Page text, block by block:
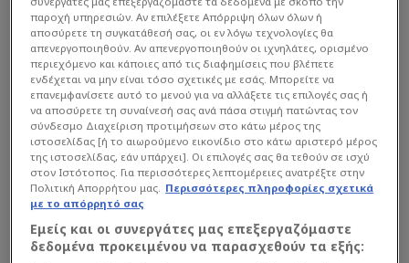
παροχή υπηρεσιών. Αν επιλέξετε Απόρριψη όλων όλων ή
αποσύρετε τη συγκατάθεσή σας, οι εν λόγω τεχνολογίες θα
απενεργοποιηθούν. Αν απενεργοποιηθούν οι ιχνηλάτες, ορισμένο
περιεχόμενο και κάποιες από τις διαφημίσεις που βλέπετε
ενδέχεται να μην είναι τόσο σχετικές με εσάς. Μπορείτε να
επανεμφανίσετε αυτό το μενού για να αλλάξετε τις επιλογές σας ή
να αποσύρετε τη συναίνεσή σας ανά πάσα στιγμή πατώντας τον
σύνδεσμο Διαχείριση προτιμήσεων στο κάτω μέρος της
ιστοσελίδας [ή το αιωρούμενο εικονίδιο στο κάτω αριστερό μέρος
της ιστοσελίδας, εάν υπάρχει]. Οι επιλογές σας θα τεθούν σε ισχύ
στον Ιστότοπος. Για περισσότερες λεπτομέρειες ανατρέξτε στην
Πολιτική Απορρήτου μας. Περισσότερες πληροφορίες σχετικά
με το απόρρητό σας
Εμείς και οι συνεργάτες μας επεξεργαζόμαστε
δεδομένα προκειμένου να παρασχεθούν τα εξής: